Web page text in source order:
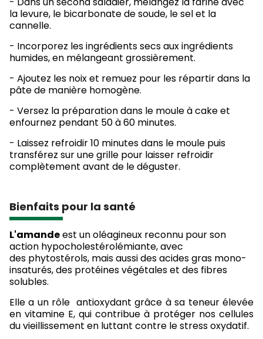
la levure, le bicarbonate de soude, le sel et la
cannelle.
- Incorporez les ingrédients secs aux ingrédients
humides, en mélangeant grossièrement.
- Ajoutez les noix et remuez pour les répartir dans la
pâte de manière homogène.
- Versez la préparation dans le moule à cake et
enfournez pendant 50 à 60 minutes.
- Laissez refroidir 10 minutes dans le moule puis
transférez sur une grille pour laisser refroidir
complètement avant de le déguster.
Bienfaits pour la santé
L'amandeest un oléagineux reconnu pour son
action hypocholestérolémiante, avec
des phytostérols, mais aussi des acides gras mono-
insaturés, des protéines végétales et des fibres
solubles.
Elle a un rôle antioxydant grâce à sa teneur élevée
en vitamine E, qui contribue à protéger nos cellules
du vieillissement en luttant contre le stress oxydatif.